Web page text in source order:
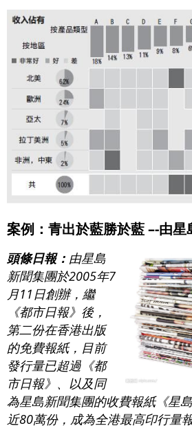
案例：青出於藍勝於藍 –-由星
頭條日報： 由星島
新聞集團於2005年7
月11日創辦，繼
《都市日報》後，
第二份在香港出版
的免費報紙，目前
發行量已超過《都
市日報》、以及同
為星島新聞集團的收費報紙《星
近80萬份，成為全港最高印行量報